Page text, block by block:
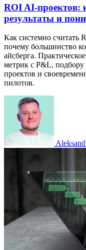
ROI AI-проектов:
результаты и
Как системно считать
почему большинство
айсберга.
метрик с P&L,
проектов и
пилотов.